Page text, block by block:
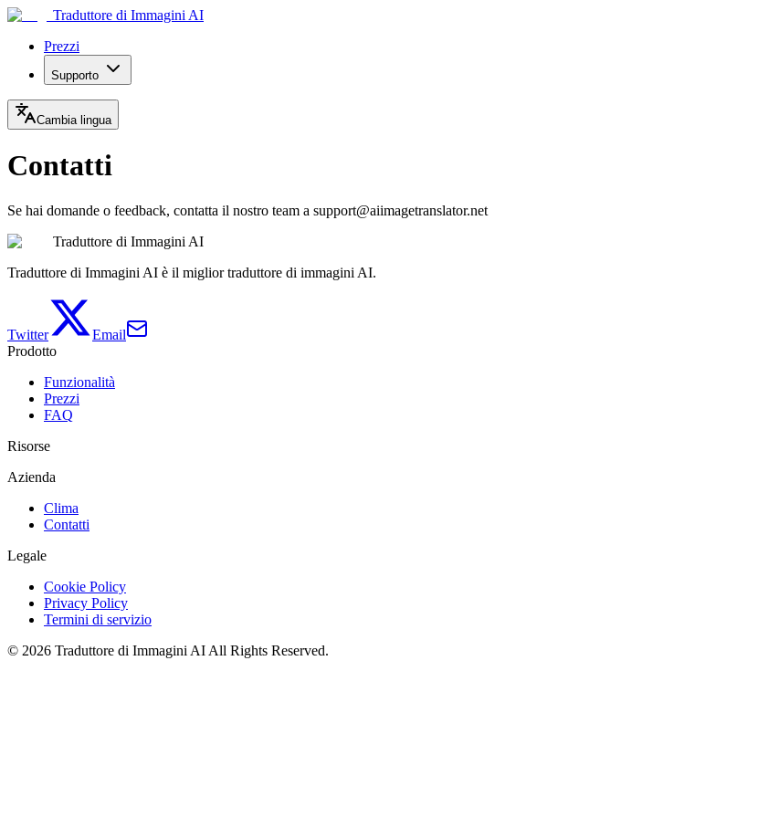
Traduttore di Immagini AI
Prezzi
Supporto
Cambia lingua
Contatti
Se hai domande o feedback, contatta il nostro team a support@aiimagetranslator.net
Traduttore di Immagini AI
Traduttore di Immagini AI è il miglior traduttore di immagini AI.
Twitter
Email
Prodotto
Funzionalità
Prezzi
FAQ
Risorse
Azienda
Clima
Contatti
Legale
Cookie Policy
Privacy Policy
Termini di servizio
© 2026 Traduttore di Immagini AI All Rights Reserved.